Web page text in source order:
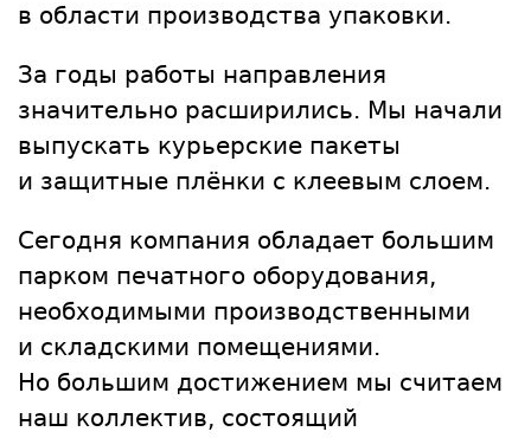
в области производства упаковки.
За годы работы направления
значительно расширились. Мы начали
выпускать курьерские пакеты
и защитные плёнки с клеевым слоем.
Сегодня компания обладает большим
парком печатного оборудования,
необходимыми производственными
и складскими помещениями.
Но большим достижением мы считаем
наш коллектив, состоящий